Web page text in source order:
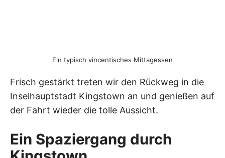
Ein typisch vincentisches Mittagessen
Frisch gestärkt treten wir den Rückweg in die
Inselhauptstadt Kingstown an und genießen auf
der Fahrt wieder die tolle Aussicht.
Ein Spaziergang durch